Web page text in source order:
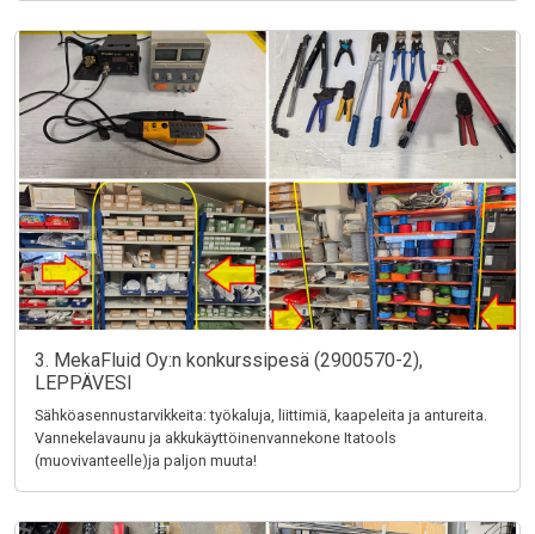
3. MekaFluid Oy:n konkurssipesä (2900570-2),
LEPPÄVESI
Sähköasennustarvikkeita: työkaluja, liittimiä, kaapeleita ja antureita.
Vannekelavaunu ja akkukäyttöinenvannekone Itatools
(muovivanteelle)ja paljon muuta!